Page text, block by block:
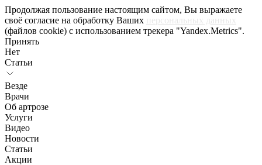
Продолжая пользование настоящим сайтом, Вы выражаете
своё согласие на обработку Ваших персональных данных
(файлов cookie) с использованием трекера "Yandex.Metrics".
Принять
Нет
Статьи
Везде
Врачи
Об артрозе
Услуги
Видео
Новости
Статьи
Акции